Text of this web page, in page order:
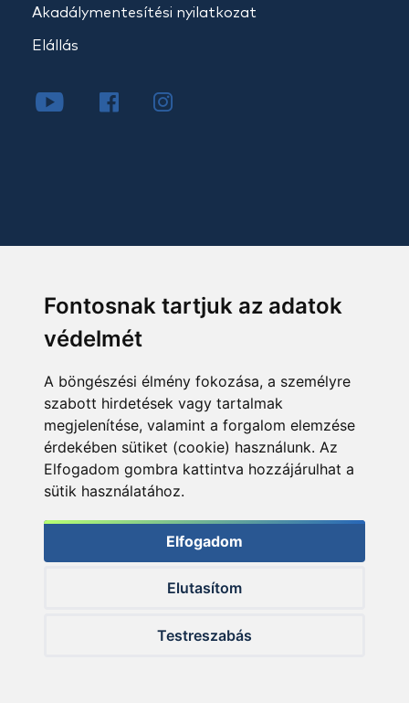
Fontosnak tartjuk az adatok
védelmét
A böngészési élmény fokozása, a személyre
szabott hirdetések vagy tartalmak
megjelenítése, valamint a forgalom elemzése
érdekében sütiket (cookie) használunk. Az
Elfogadom gombra kattintva hozzájárulhat a
sütik használatához.
Elfogadom
Elutasítom
Testreszabás
Akadálymentesítési nyilatkozat
Elállás